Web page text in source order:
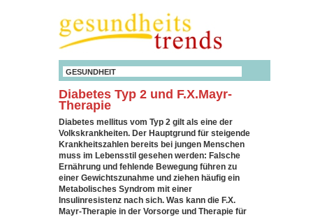
GESUNDHEIT
Diabetes Typ 2 und F.X.Mayr-
Therapie
Diabetes mellitus vom Typ 2 gilt als eine der
Volkskrankheiten. Der Hauptgrund für steigende
Krankheitszahlen bereits bei jungen Menschen
muss im Lebensstil gesehen werden: Falsche
Ernährung und fehlende Bewegung führen zu
einer Gewichtszunahme und ziehen häufig ein
Metabolisches Syndrom mit einer
Insulinresistenz nach sich. Was kann die F.X.
Mayr-Therapie in der Vorsorge und Therapie für